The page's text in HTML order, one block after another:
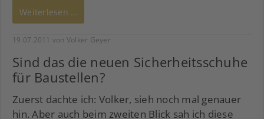
Weiterlesen …
19.07.2011 von Volker Geyer
Sind das die neuen Sicherheitsschuhe
für Baustellen?
Zuerst dachte ich: Volker, sieh noch mal genauer
hin. Aber auch beim zweiten Blick sah ich diese